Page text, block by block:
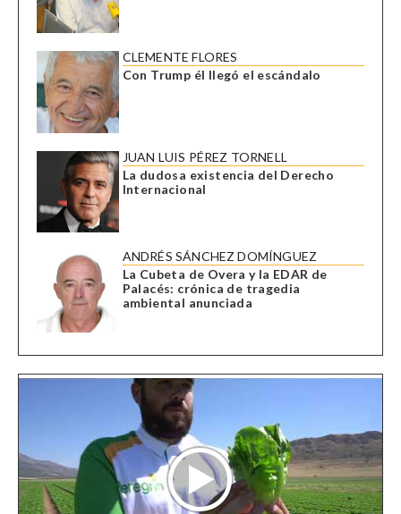
CLEMENTE FLORES
Con Trump él llegó el escándalo
JUAN LUIS PÉREZ TORNELL
La dudosa existencia del Derecho
Internacional
ANDRÉS SÁNCHEZ DOMÍNGUEZ
La Cubeta de Overa y la EDAR de
Palacés: crónica de tragedia
ambiental anunciada